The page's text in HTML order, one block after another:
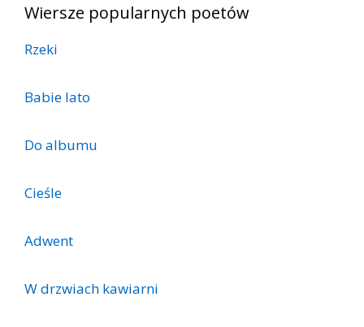
Wiersze popularnych poetów
Rzeki
Babie lato
Do albumu
Cieśle
Adwent
W drzwiach kawiarni